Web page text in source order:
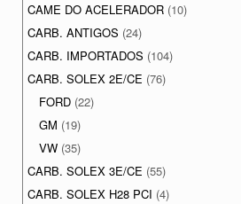
CAME DO ACELERADOR (10)
CARB. ANTIGOS (24)
CARB. IMPORTADOS (104)
CARB. SOLEX 2E/CE (76)
FORD (22)
GM (19)
VW (35)
CARB. SOLEX 3E/CE (55)
CARB. SOLEX H28 PCI (4)